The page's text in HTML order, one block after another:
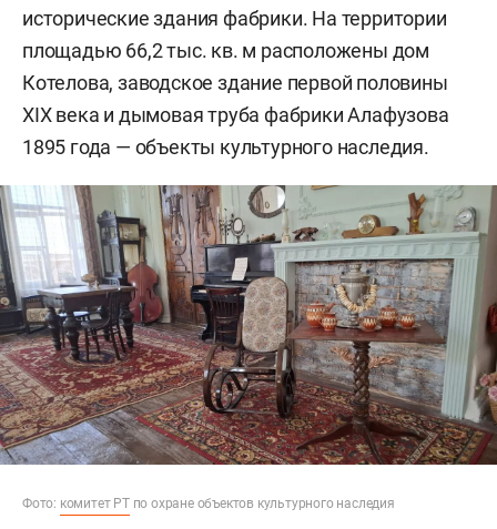
исторические здания фабрики. На территории
площадью 66,2 тыс. кв. м расположены дом
Котелова, заводское здание первой половины
XIX века и дымовая труба фабрики Алафузова
1895 года — объекты культурного наследия.
Фото: комитет РТпо охране объектов культурного наследия